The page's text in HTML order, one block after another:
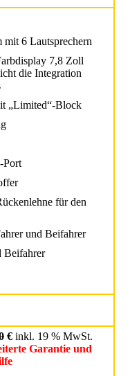
mit 6 Lautsprechern
7,8 Zoll
die Integration
„Limited“-Block
Port
für den
und Beifahrer
Beifahrer
€ inkl. 19 % MwSt.
Garantie und